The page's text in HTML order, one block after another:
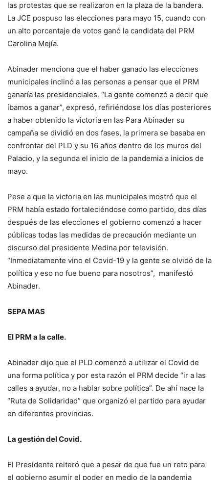
las protestas que se realizaron en la plaza de la bandera.
La JCE pospuso las elecciones para mayo 15, cuando con
un alto porcentaje de votos ganó la candidata del PRM
Carolina Mejía.
Abinader menciona que el haber ganado las elecciones
municipales inclinó a las personas a pensar que el PRM
ganaría las presidenciales. “La gente comenzó a decir que
íbamos a ganar”, expresó, refiriéndose los días posteriores
a haber obtenido la victoria en las Para Abinader su
campaña se dividió en dos fases, la primera se basaba en
confrontar del PLD y su 16 años dentro de los muros del
Palacio, y la segunda el inicio de la pandemia a inicios de
mayo.
Pese a que la victoria en las municipales mostró que el
PRM había estado fortaleciéndose como partido, dos días
después de las elecciones el gobierno comenzó a hacer
públicas todas las medidas de precaución mediante un
discurso del presidente Medina por televisión.
“Inmediatamente vino el Covid-19 y la gente se olvidó de la
política y eso no fue bueno para nosotros”, manifestó
Abinader.
SEPA MAS
El PRM a la calle.
Abinader dijo que el PLD comenzó a utilizar el Covid de
una forma política y por esta razón el PRM decide “ir a las
calles a ayudar, no a hablar sobre política”. De ahí nace la
“Ruta de Solidaridad” que organizó el partido para ayudar
en diferentes provincias.
La gestión del Covid.
El Presidente reiteró que a pesar de que fue un reto para
el gobierno asumir el poder en medio de la pandemia